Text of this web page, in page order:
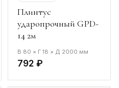
Плинтус
ударопрочный GPD-
14 2м
В 80 × Г 18 × Д 2000 мм
792 ₽